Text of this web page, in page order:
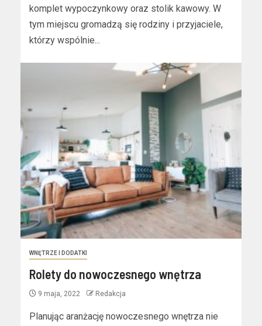
komplet wypoczynkowy oraz stolik kawowy. W
tym miejscu gromadzą się rodziny i przyjaciele,
którzy wspólnie...
WNĘTRZE I DODATKI
Rolety do nowoczesnego wnętrza
9 maja, 2022 Redakcja
Planując aranżację nowoczesnego wnętrza nie